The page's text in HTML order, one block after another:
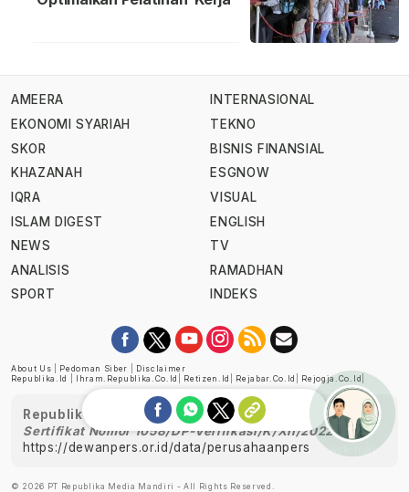
AMEERA
EKONOMI SYARIAH
SKOR
KHAZANAH
IQRA
ISLAM DIGEST
NEWS
ANALISIS
SPORT
INTERNASIONAL
TEKNO
BISNIS FINANSIAL
ESGNOW
VISUAL
ENGLISH
TV
RAMADHAN
INDEKS
About Us Pedoman Siber
Disclaimer
Republika.id
Ihram.republika.co.id Retizen.id Rejabar.co.id Rejogja.co.id
Republika telah diverifikasi oleh Dewan Pers
Sertifikat Nomor 1058/DP-Verifikasi/K/XII/2022
https://dewanpers.or.id/data/perusahaanpers
© 2026 PT Republika Media Mandiri - All Rights Reserved.
Ask me!